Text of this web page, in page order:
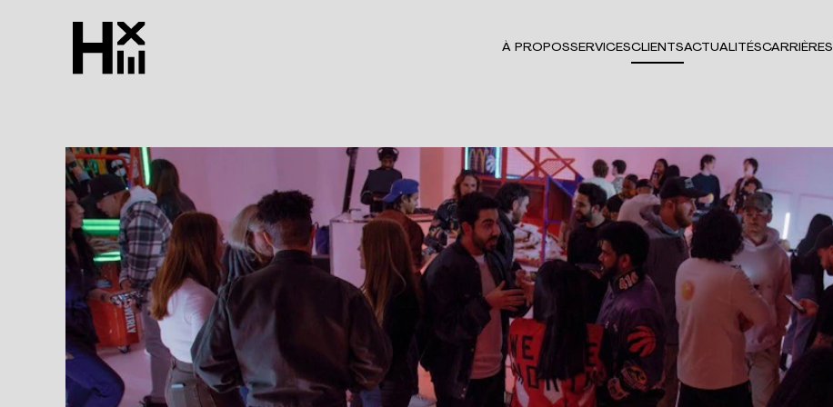
À PROPOSSERVICESCLIENTSACTUALITÉSCARRIÈRES